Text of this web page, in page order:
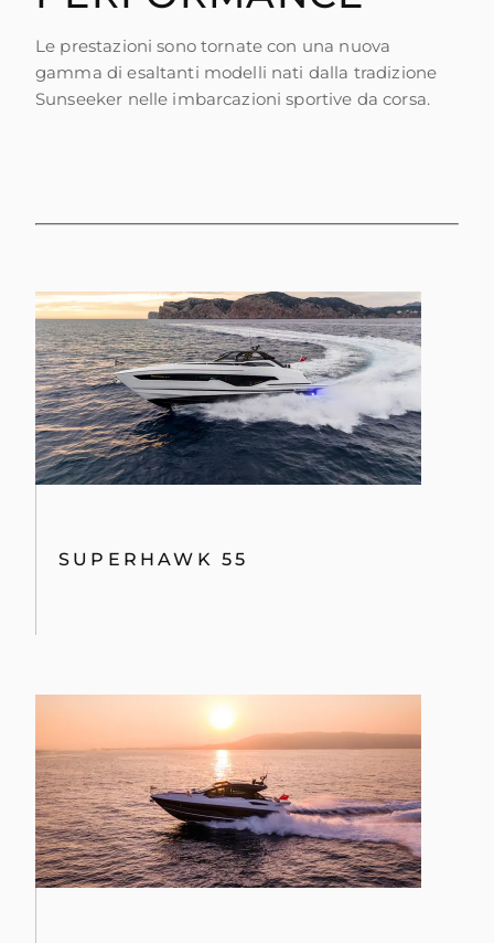
Le prestazioni sono tornate con una nuova
gamma di esaltanti modelli nati dalla tradizione
Sunseeker nelle imbarcazioni sportive da corsa.
SUPERHAWK 55